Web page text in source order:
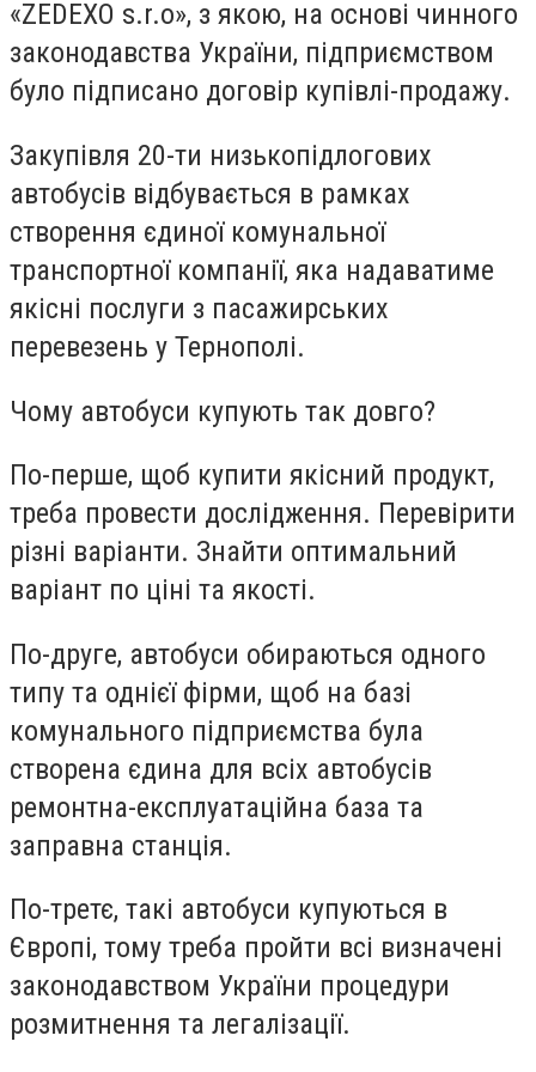
«ZEDEXO s.r.o», з якою, на основі чинного
законодавства України, підприємством
було підписано договір купівлі-продажу.
Закупівля 20-ти низькопідлогових
автобусів відбувається в рамках
створення єдиної комунальної
транспортної компанії, яка надаватиме
якісні послуги з пасажирських
перевезень у Тернополі.
Чому автобуси купують так довго?
По-перше, щоб купити якісний продукт,
треба провести дослідження. Перевірити
різні варіанти. Знайти оптимальний
варіант по ціні та якості.
По-друге, автобуси обираються одного
типу та однієї фірми, щоб на базі
комунального підприємства була
створена єдина для всіх автобусів
ремонтна-експлуатаційна база та
заправна станція.
По-третє, такі автобуси купуються в
Європі, тому треба пройти всі визначені
законодавством України процедури
розмитнення та легалізації.